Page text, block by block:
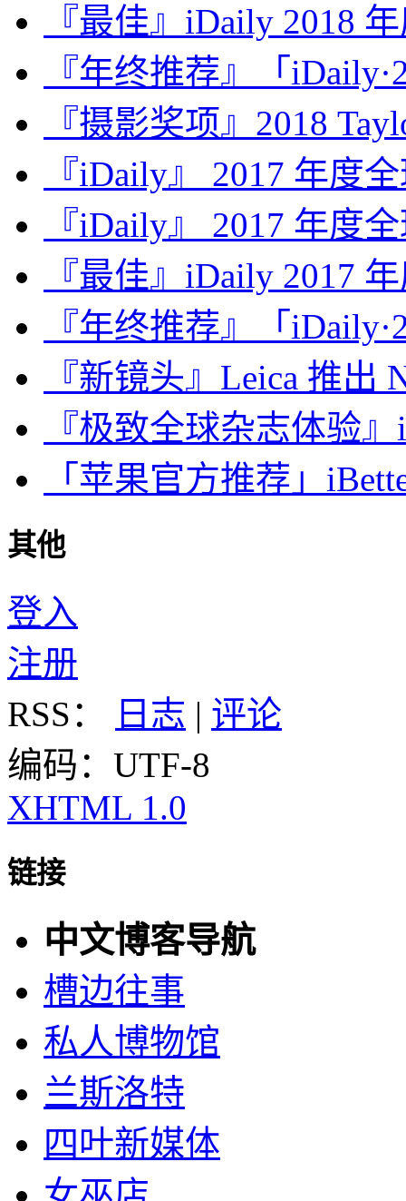
『最佳』iDaily 2018
『年终推荐』「
『摄影奖项』2018
『iDaily』 2017 年度
『iDaily』 2017 年度
『最佳』iDaily 2017
『年终推荐』「
『新镜头』Leica 推出
『极致全球杂志体验
「苹果官方推荐」
其他
登入
注册
RSS：
日志 | 评论
编码：UTF-8
XHTML 1.0
链接
中文博客导航
槽边往事
私人博物馆
兰斯洛特
四叶新媒体